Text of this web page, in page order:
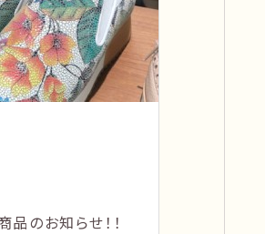
のお知らせ！！